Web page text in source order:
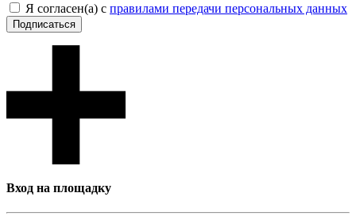
Я согласен(а) с правилами передачи персональных данных
Подписаться
Вход на площадку